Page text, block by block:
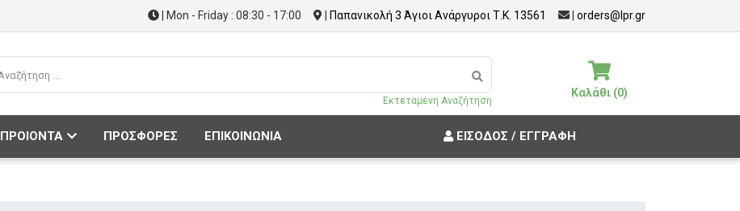
| Mon - Friday : 08:30 - 17:00 Παπανικολή 3 Άγιοι Ανάργυροι Τ.Κ. 13561 orders@lpr.gr
Εκτεταμένη Αναζήτηση
Καλάθι (0)
ΠΡΟΙΟΝΤΑ ΠΡΟΣΦΟΡΕΣ ΕΠΙΚΟΙΝΩΝΙΑ ΕΊΣΟΔΟΣ / ΕΓΓΡΑΦΉ